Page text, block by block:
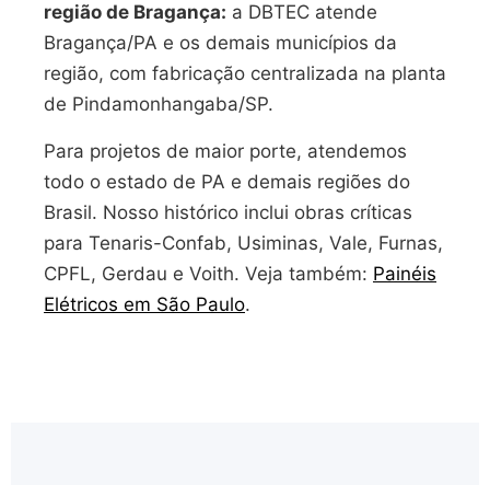
região de Bragança: a DBTEC atende
Bragança/PA e os demais municípios da
região, com fabricação centralizada na planta
de Pindamonhangaba/SP.
Para projetos de maior porte, atendemos
todo o estado de PA e demais regiões do
Brasil. Nosso histórico inclui obras críticas
para Tenaris-Confab, Usiminas, Vale, Furnas,
CPFL, Gerdau e Voith. Veja também: Painéis
Elétricos em São Paulo.